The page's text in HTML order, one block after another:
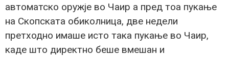
автоматско оружје во Чаир а пред тоа пукање
на Скопската обиколница, две недели
претходно имаше исто така пукање во Чаир,
каде што директно беше вмешан и